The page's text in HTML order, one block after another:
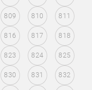
809 810 811
816 817 818
823 824 825
830 831 832